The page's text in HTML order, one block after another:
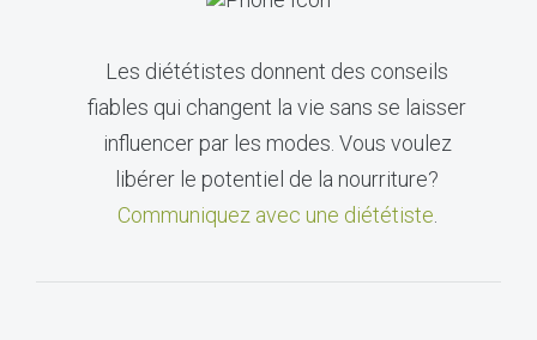
Les diététistes donnent des conseils
fiables qui changent la vie sans se laisser
influencer par les modes. Vous voulez
libérer le potentiel de la nourriture?
Communiquez avec une diététiste